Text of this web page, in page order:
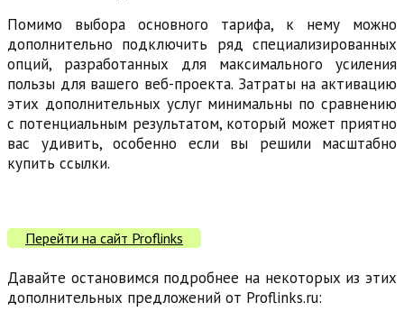
Помимо выбора основного тарифа, к нему можно
дополнительно подключить ряд специализированных
опций, разработанных для максимального усиления
пользы для вашего веб-проекта. Затраты на активацию
этих дополнительных услуг минимальны по сравнению
с потенциальным результатом, который может приятно
вас удивить, особенно если вы решили масштабно
купить ссылки.
Перейти на сайт Proflinks
Давайте остановимся подробнее на некоторых из этих
дополнительных предложений от Proflinks.ru: